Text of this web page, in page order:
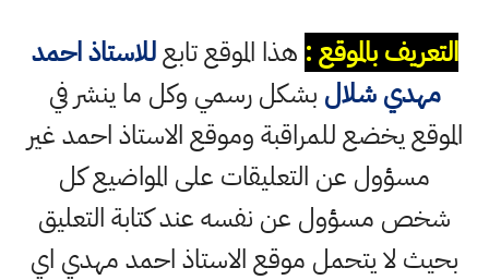
التعريف بالموقع : هذا الموقع تابعللاستاذ احمد
مهدي شلال بشكل رسمي وكل ما ينشر في
الموقع يخضع للمراقبة وموقع الاستاذ احمد غير
مسؤول عن التعليقات على المواضيع كل
شخص مسؤول عن نفسه عند كتابة التعليق
بحيث لا يتحمل موقع الاستاذ احمد مهدي اي